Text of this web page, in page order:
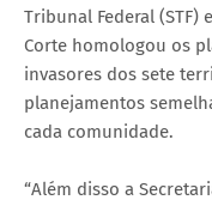
Tribunal Federal (STF)
Corte homologou os
invasores dos sete
planejamentos
cada comunidade.
“Além disso a